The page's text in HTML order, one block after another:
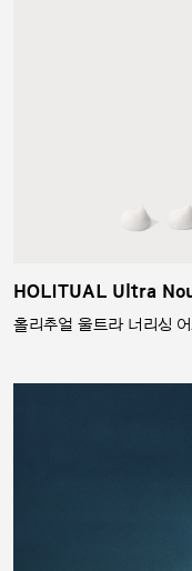
HOLITUAL Ultra
홀리추얼 울트라 너리싱